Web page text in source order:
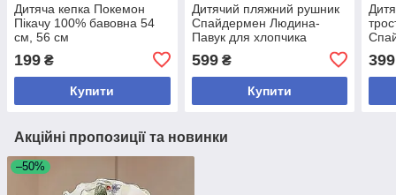
Дитяча кепка Покемон
Пікачу 100% бавовна 54
см, 56 см
199 ₴
Купити
Дитячий пляжний рушник
Спайдермен Людина-
Павук для хлопчика
599₴
Купити
399
Акційні пропозиції та новинки
–50%